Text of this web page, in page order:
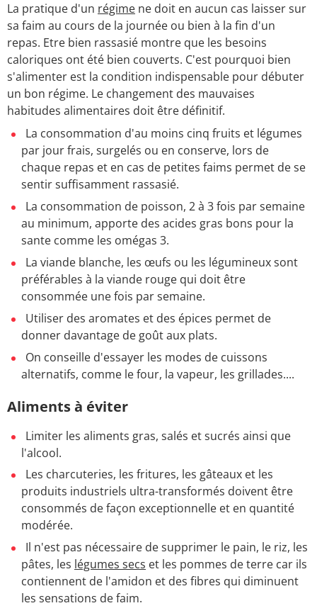
La pratique d'un régime ne doit en aucun cas laisser sur
sa faim au cours de la journée ou bien à la fin d'un
repas. Etre bien rassasié montre que les besoins
caloriques ont été bien couverts. C'est pourquoi bien
s'alimenter est la condition indispensable pour débuter
un bon régime. Le changement des mauvaises
habitudes alimentaires doit être définitif.
La consommation d'au moins cinq fruits et légumes
par jour frais, surgelés ou en conserve, lors de
chaque repas et en cas de petites faims permet de se
sentir suffisamment rassasié.
La consommation de poisson, 2 à 3 fois par semaine
au minimum, apporte des acides gras bons pour la
sante comme les omégas 3.
La viande blanche, les œufs ou les légumineux sont
préférables à la viande rouge qui doit être
consommée une fois par semaine.
Utiliser des aromates et des épices permet de
donner davantage de goût aux plats.
On conseille d'essayer les modes de cuissons
alternatifs, comme le four, la vapeur, les grillades....
Aliments à éviter
Limiter les aliments gras, salés et sucrés ainsi que
l'alcool.
Les charcuteries, les fritures, les gâteaux et les
produits industriels ultra-transformés doivent être
consommés de façon exceptionnelle et en quantité
modérée.
Il n'est pas nécessaire de supprimer le pain, le riz, les
pâtes, les légumes secs et les pommes de terre car ils
contiennent de l'amidon et des fibres qui diminuent
les sensations de faim.